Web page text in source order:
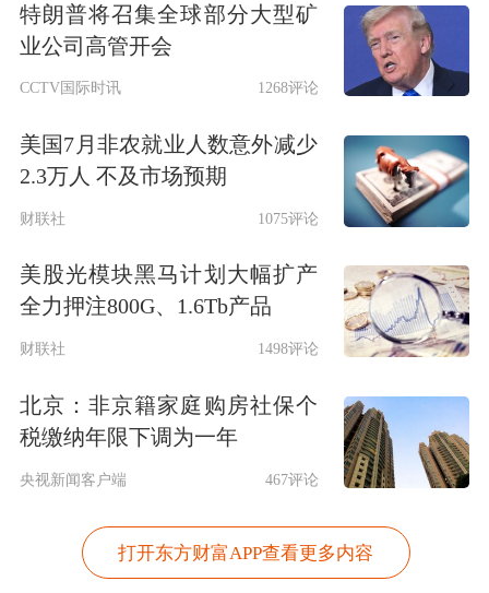
“今日，鸡蛋期价大跌反映的是市场逻
辑已从前期的‘供应偏紧+低库存’转
复’。”南华研究院高级总监边舒扬说。
据边舒扬介绍，供给方面，前期补栏鸡
苗正持续进入开产期，新开产蛋鸡数量
稳步增加，新增产能开始逐渐兑现，前
期供应偏紧的格局正在松动。从蛋鸡存
栏情况来看，当前的蛋鸡存栏量并不处
于历史低位。数据显示，5月蛋鸡存栏
量为12.79亿只，同比减少了约4.12%，
但在近几年的存栏量中依旧处于高位。
需求方面，端午节假期备货已全面结
特朗普将召集全球部分大型矿
业公司高管开会
CCTV国际时讯 1268评论
美国7月非农就业人数意外减少
2.3万人 不及市场预期
财联社 1075评论
美股光模块黑马计划大幅扩产
全力押注800G、1.6Tb产品
财联社 1498评论
北京：非京籍家庭购房社保个
税缴纳年限下调为一年
央视新闻客户端 467评论
打开东方财富APP查看更多内容